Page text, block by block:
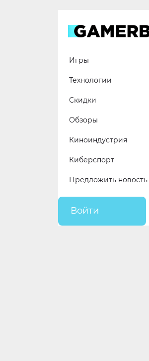
Игры
Технологии
Скидки
Обзоры
Киноиндустрия
Киберспорт
Предложить новость
Войти